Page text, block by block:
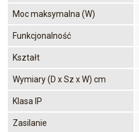
Moc maksymalna (W)
Funkcjonalność
Kształt
Wymiary (D x Sz x W) cm
Klasa IP
Zasilanie